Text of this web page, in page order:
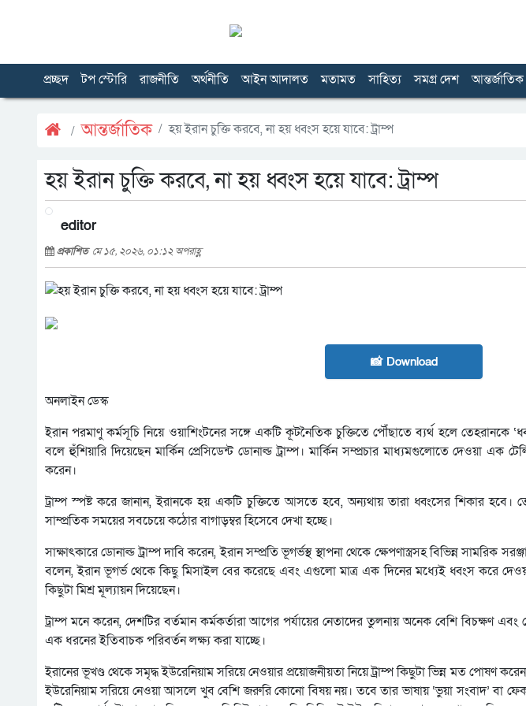
প্রচ্ছদ টপ স্টোরি রাজনীতি অর্থনীতি আইন আদালত মতামত সাহিত্য সমগ্র দেশ আন্তর্জাতিক
আন্তর্জাতিক হয় ইরান চুক্তি করবে, না হয় ধ্বংস হয়ে যাবে: ট্রাম্প
হয় ইরান চুক্তি করবে, না হয় ধ্বংস হয়ে যাবে: ট্রাম্প
editor
প্রকাশিত মে ১৫, ২০২৬, ০১:১২ অপরাহ্ণ
📸 Download
অনলাইন ডেস্ক
ইরান পরমাণু কর্মসূচি নিয়ে ওয়াশিংটনের সঙ্গে একটি কূটনৈতিক চুক্তিতে পৌঁছাতে ব্যর্থ হলে তেহরানকে
বলে হুঁশিয়ারি দিয়েছেন মার্কিন প্রেসিডেন্ট ডোনাল্ড ট্রাম্প। মার্কিন সম্প্রচার মাধ্যমগুলোতে দেওয়া এক
করেন।
ট্রাম্প স্পষ্ট করে জানান, ইরানকে হয় একটি চুক্তিতে আসতে হবে, অন্যথায় তারা ধ্বংসের শিকার হবে।
সাম্প্রতিক সময়ের সবচেয়ে কঠোর বাগাড়ম্বর হিসেবে দেখা হচ্ছে।
সাক্ষাৎকারে ডোনাল্ড ট্রাম্প দাবি করেন, ইরান সম্প্রতি ভূগর্ভস্থ স্থাপনা থেকে ক্ষেপণাস্ত্রসহ বিভিন্ন সামরিক
বলেন, ইরান ভূগর্ভ থেকে কিছু মিসাইল বের করেছে এবং এগুলো মাত্র এক দিনের মধ্যেই ধ্বংস করে
কিছুটা মিশ্র মূল্যায়ন দিয়েছেন।
ট্রাম্প মনে করেন, দেশটির বর্তমান কর্মকর্তারা আগের পর্যায়ের নেতাদের তুলনায় অনেক বেশি বিচক্ষণ
এক ধরনের ইতিবাচক পরিবর্তন লক্ষ্য করা যাচ্ছে।
ইরানের ভূখণ্ড থেকে সমৃদ্ধ ইউরেনিয়াম সরিয়ে নেওয়ার প্রয়োজনীয়তা নিয়ে ট্রাম্প কিছুটা ভিন্ন মত পোষণ
ইউরেনিয়াম সরিয়ে নেওয়া আসলে খুব বেশি জরুরি কোনো বিষয় নয়। তবে তার ভাষায় ‘ভুয়া সংবাদ’ বা